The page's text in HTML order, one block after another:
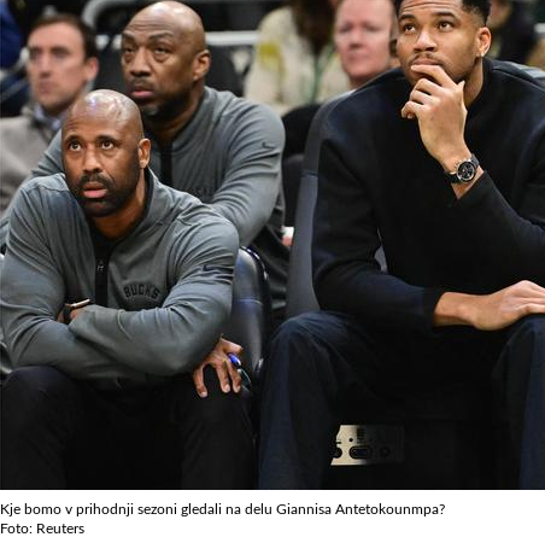
Kje bomo v prihodnji sezoni gledali na delu Giannisa Antetokounmpa?
Foto: Reuters